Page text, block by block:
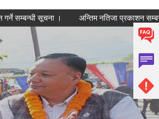
सूचना । अन्तिम नतिजा प्रकाशन सम्बन्धी